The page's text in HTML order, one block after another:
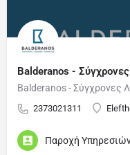
Balderanos -
Balderanos - Σύγχρονες
2373021311
Παροχή